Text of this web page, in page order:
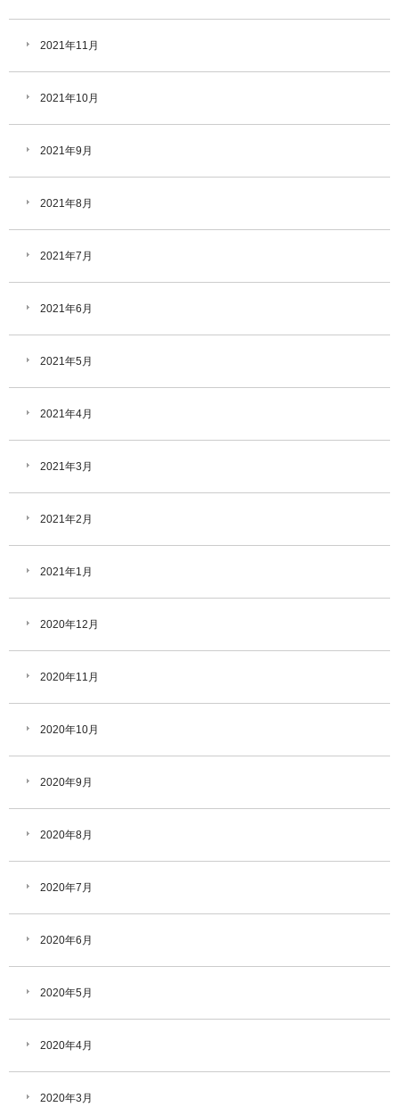
2021年11月
2021年10月
2021年9月
2021年8月
2021年7月
2021年6月
2021年5月
2021年4月
2021年3月
2021年2月
2021年1月
2020年12月
2020年11月
2020年10月
2020年9月
2020年8月
2020年7月
2020年6月
2020年5月
2020年4月
2020年3月